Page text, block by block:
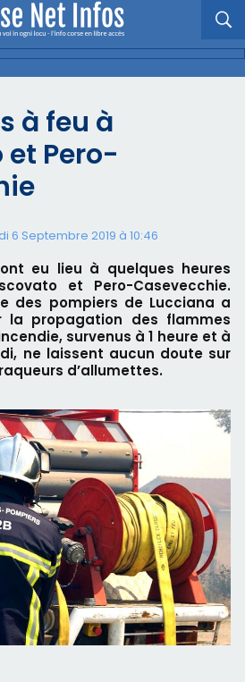
à feu à
Pero-
6 Septembre 2019 à 10:46
eu lieu à quelques heures
et Pero-Casevecchie.
des pompiers de Lucciana a
la propagation des flammes
survenus à 1 heure et à
ne laissent aucun doute sur
d’allumettes.